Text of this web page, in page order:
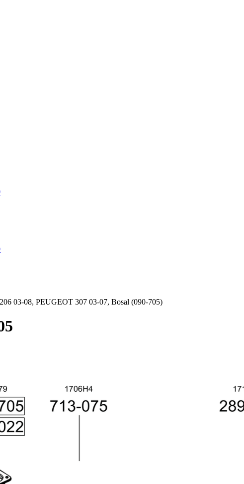
03-08, PEUGEOT 307 03-07, Bosal (090-705)